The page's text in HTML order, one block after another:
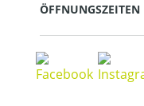
ÖFFNUNGSZEITEN